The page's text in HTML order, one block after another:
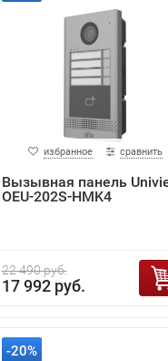
избранное сравнить
Вызывная панель
OEU-202S-HMK4
22 490 руб.
17 992 руб.
-20%